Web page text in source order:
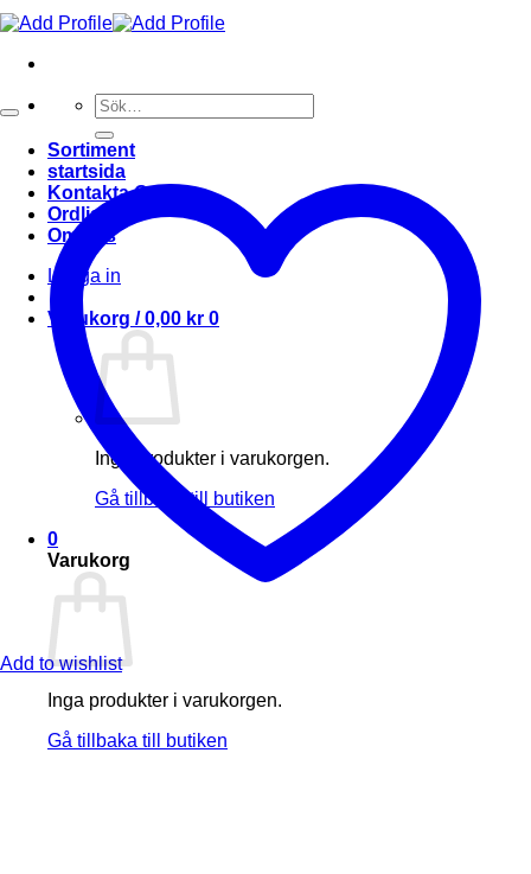
Sök
efter:
Sortiment
startsida
Kontakta Oss
Ordlista
Om oss
Logga in
Varukorg /0,00 kr 0
Inga produkter i varukorgen.
Gå tillbaka till butiken
0
Varukorg
Inga produkter i varukorgen.
Gå tillbaka till butiken
Add to wishlist